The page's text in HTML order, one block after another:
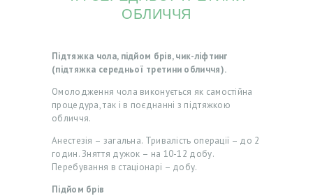
ОБЛИЧЧЯ
Підтяжка чола, підйом брів, чик-ліфтинг
(підтяжка середньої третини обличчя).
Омолодження чола виконується як самостійна
процедура, так і в поєднанні з підтяжкою
обличчя.
Анестезія – загальна. Тривалість операції – до 2
годин. Зняття дужок – на 10-12 добу.
Перебування в стаціонарі – добу.
Підйом брів